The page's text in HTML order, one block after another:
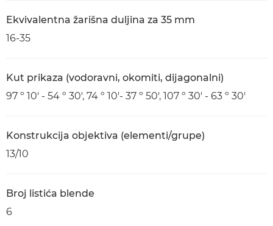
Ekvivalentna žarišna duljina za 35 mm
16-35
Kut prikaza (vodoravni, okomiti, dijagonalni)
97 º 10' - 54 º 30', 74 º 10'- 37 º 50', 107 º 30' - 63 º 30'
Konstrukcija objektiva (elementi/grupe)
13/10
Broj listića blende
6